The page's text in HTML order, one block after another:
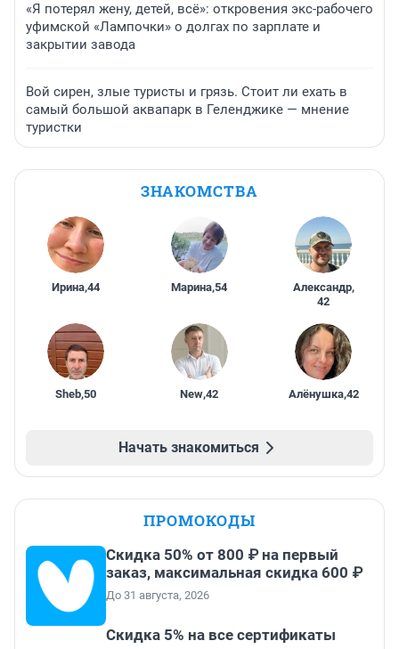
«Я потерял жену, детей, всё»: откровения экс-рабочего
уфимской «Лампочки» о долгах по зарплате и
закрытии завода
Вой сирен, злые туристы и грязь. Стоит ли ехать в
самый большой аквапарк в Геленджике — мнение
туристки
ЗНАКОМСТВА
Ирина,44 Марина,54 Александр,
42
Sheb,50 New,42 Алёнушка,42
Начать знакомиться
ПРОМОКОДЫ
Скидка 50% от 800 ₽ на первый
заказ, максимальная скидка 600 ₽
До 31 августа, 2026
Скидка 5% на все сертификаты